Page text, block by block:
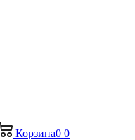
Корзина0 0